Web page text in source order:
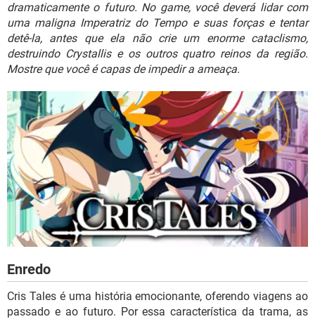
dramaticamente o futuro. No game, você deverá lidar com
uma maligna Imperatriz do Tempo e suas forças e tentar
detê-la, antes que ela não crie um enorme cataclismo,
destruindo Crystallis e os outros quatro reinos da região.
Mostre que você é capas de impedir a ameaça.
Enredo
Cris Tales é uma história emocionante, oferendo viagens ao
passado e ao futuro. Por essa característica da trama, as